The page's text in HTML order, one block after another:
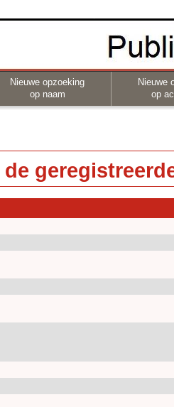
Nieuwe opzoeking
op naam
Nieuwe
op
de